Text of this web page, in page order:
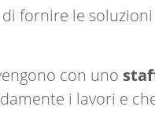
fornire le
con uno
i lavori e